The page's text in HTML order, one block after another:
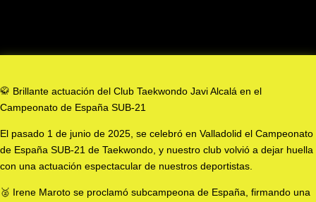
🥋 Brillante actuación del Club Taekwondo Javi Alcalá en el
Campeonato de España SUB-21
El pasado 1 de junio de 2025, se celebró en Valladolid el Campeonato
de España SUB-21 de Taekwondo, y nuestro club volvió a dejar huella
con una actuación espectacular de nuestros deportistas.
🥈 Irene Maroto se proclamó subcampeona de España, firmando una